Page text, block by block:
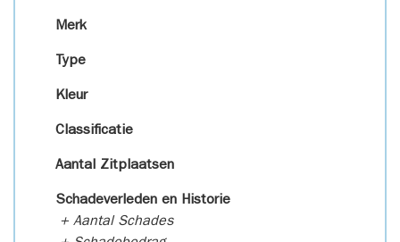
Merk
Type
Kleur
Classificatie
Aantal Zitplaatsen
Schadeverleden en Historie
+ Aantal Schades